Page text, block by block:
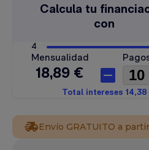
Envío GRATUITO a